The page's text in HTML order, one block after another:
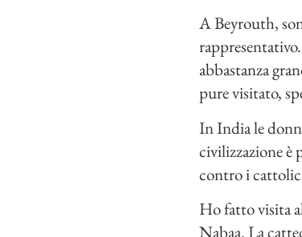
A Beyrouth,
abbastanza
pure visitato,
In India le
civilizzazione è
contro i
Ho fatto visita
Nabaa. La